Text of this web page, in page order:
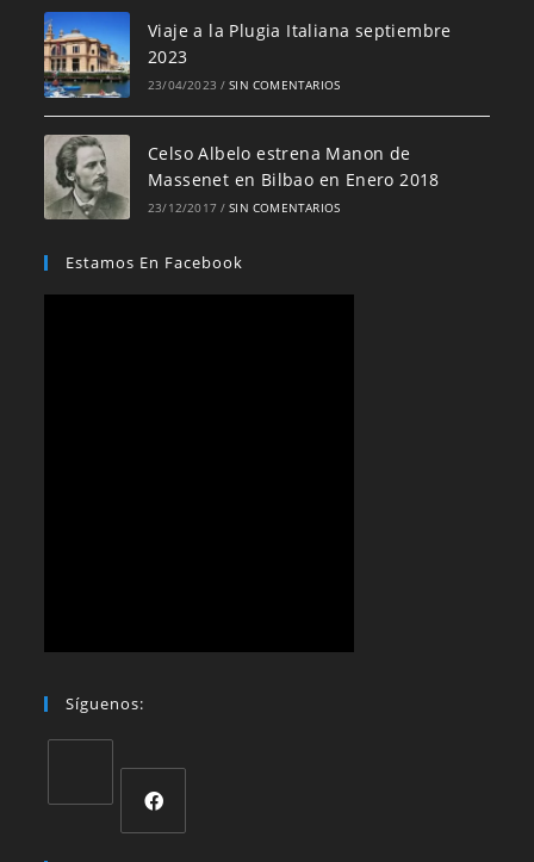
Viaje a la Plugia Italiana septiembre
2023
23/04/2023 / SIN COMENTARIOS
Celso Albelo estrena Manon de
Massenet en Bilbao en Enero 2018
23/12/2017 / SIN COMENTARIOS
Estamos En Facebook
Síguenos: